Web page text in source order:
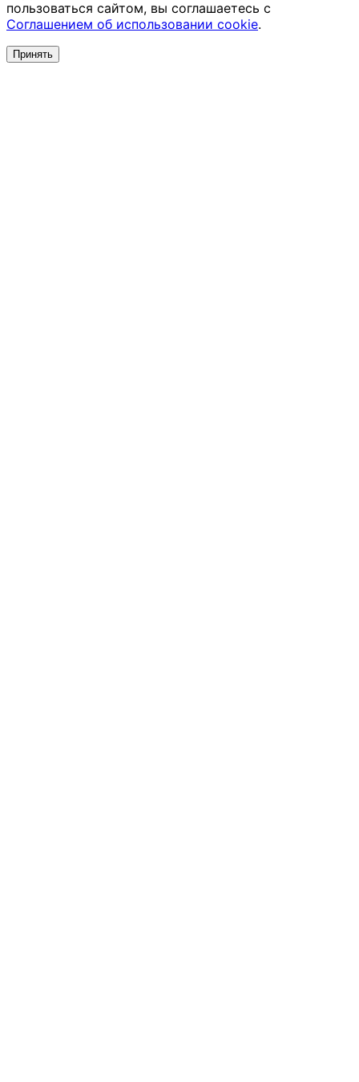
пользоваться сайтом, вы соглашаетесь с
Соглашением об использовании cookie.
Принять